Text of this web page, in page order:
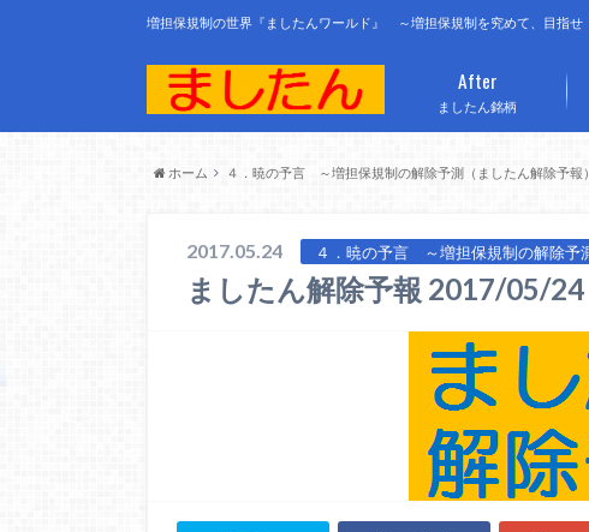
増担保規制の世界『ましたんワールド』 ～増担保規制を究めて、目指せ
ましたん銘柄
After
ホーム ４．暁の予言 ～増担保規制の解除予測（ましたん解除予報
2017.05.24 ４．暁の予言 ～増担保規制の解除予
ましたん解除予報 2017/05/24